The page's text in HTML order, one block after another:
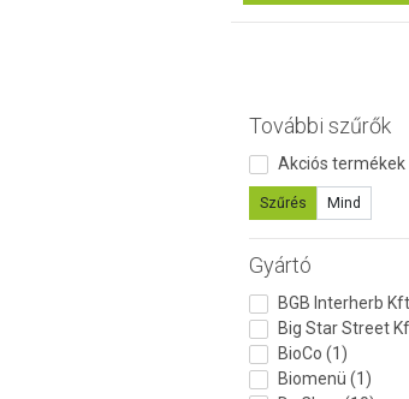
További szűrők
Akciós termékek
Szűrés Mind
Gyártó
BGB Interherb
Big Star Street
BioCo (1)
Biomenü (1)